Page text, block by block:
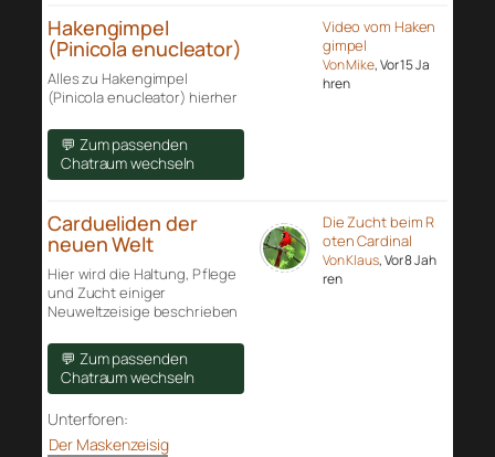
Hakengimpel
(Pinicola enucleator)
Alles zu Hakengimpel
(Pinicola enucleator) hierher
💬 Zum passenden
Chatraum wechseln
Video vom Haken
gimpel
Von Mike, Vor 15 Ja
hren
Cardueliden der
neuen Welt
Hier wird die Haltung, Pflege
und Zucht einiger
Neuweltzeisige beschrieben
💬 Zum passenden
Chatraum wechseln
Unterforen:
Der Maskenzeisig
Die Zucht beim R
oten Cardinal
Von Klaus, Vor 8 Jah
ren